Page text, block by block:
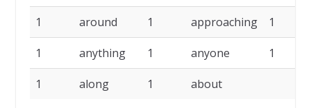
1 around 1 approaching 1
1 anything 1 anyone 1
1 along 1 about